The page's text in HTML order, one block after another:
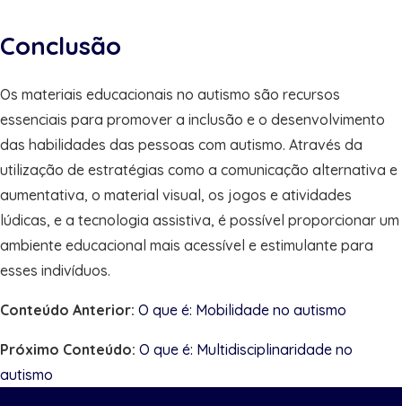
Conclusão
Os materiais educacionais no autismo são recursos
essenciais para promover a inclusão e o desenvolvimento
das habilidades das pessoas com autismo. Através da
utilização de estratégias como a comunicação alternativa e
aumentativa, o material visual, os jogos e atividades
lúdicas, e a tecnologia assistiva, é possível proporcionar um
ambiente educacional mais acessível e estimulante para
esses indivíduos.
Conteúdo Anterior: O que é: Mobilidade no autismo
Próximo Conteúdo: O que é: Multidisciplinaridade no
autismo